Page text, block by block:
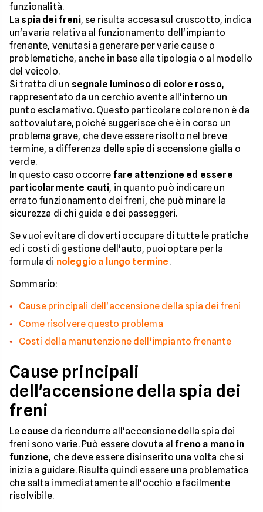
funzionalità.
La spia dei freni, se risulta accesa sul cruscotto, indica
un'avaria relativa al funzionamento dell'impianto
frenante, venutasi a generare per varie cause o
problematiche, anche in base alla tipologia o al modello
del veicolo.
Si tratta di un segnale luminoso di colore rosso,
rappresentato da un cerchio avente all'interno un
punto esclamativo. Questo particolare colore non è da
sottovalutare, poiché suggerisce che è in corso un
problema grave, che deve essere risolto nel breve
termine, a differenza delle spie di accensione gialla o
verde.
In questo caso occorre fare attenzione ed essere
particolarmente cauti, in quanto può indicare un
errato funzionamento dei freni, che può minare la
sicurezza di chi guida e dei passeggeri.
Se vuoi evitare di doverti occupare di tutte le pratiche
ed i costi di gestione dell'auto, puoi optare per la
formula di noleggio a lungo termine.
Sommario:
Cause principali dell'accensione della spia dei freni
Come risolvere questo problema
Costi della manutenzione dell'impianto frenante
Cause principali
dell'accensione della spia dei
freni
Le cause da ricondurre all'accensione della spia dei
freni sono varie. Può essere dovuta alfreno a mano in
funzione, che deve essere disinserito una volta che si
inizia a guidare. Risulta quindi essere una problematica
che salta immediatamente all'occhio e facilmente
risolvibile.